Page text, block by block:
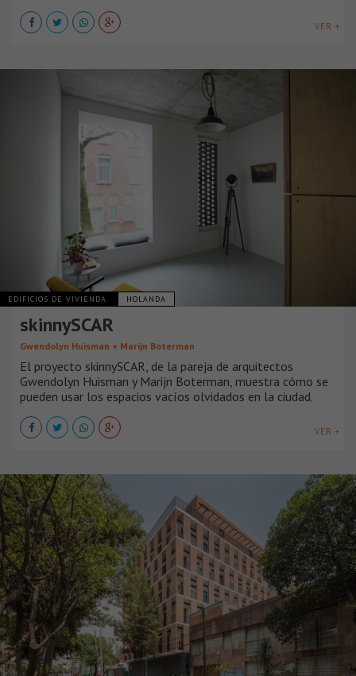
VER +
EDIFICIOS DE VIVIENDA HOLANDA
skinnySCAR
Gwendolyn Huisman + Marijn Boterman
El proyecto skinnySCAR, de la pareja de arquitectos
Gwendolyn Huisman y Marijn Boterman, muestra cómo se
pueden usar los espacios vacíos olvidados en la ciudad.
VER +